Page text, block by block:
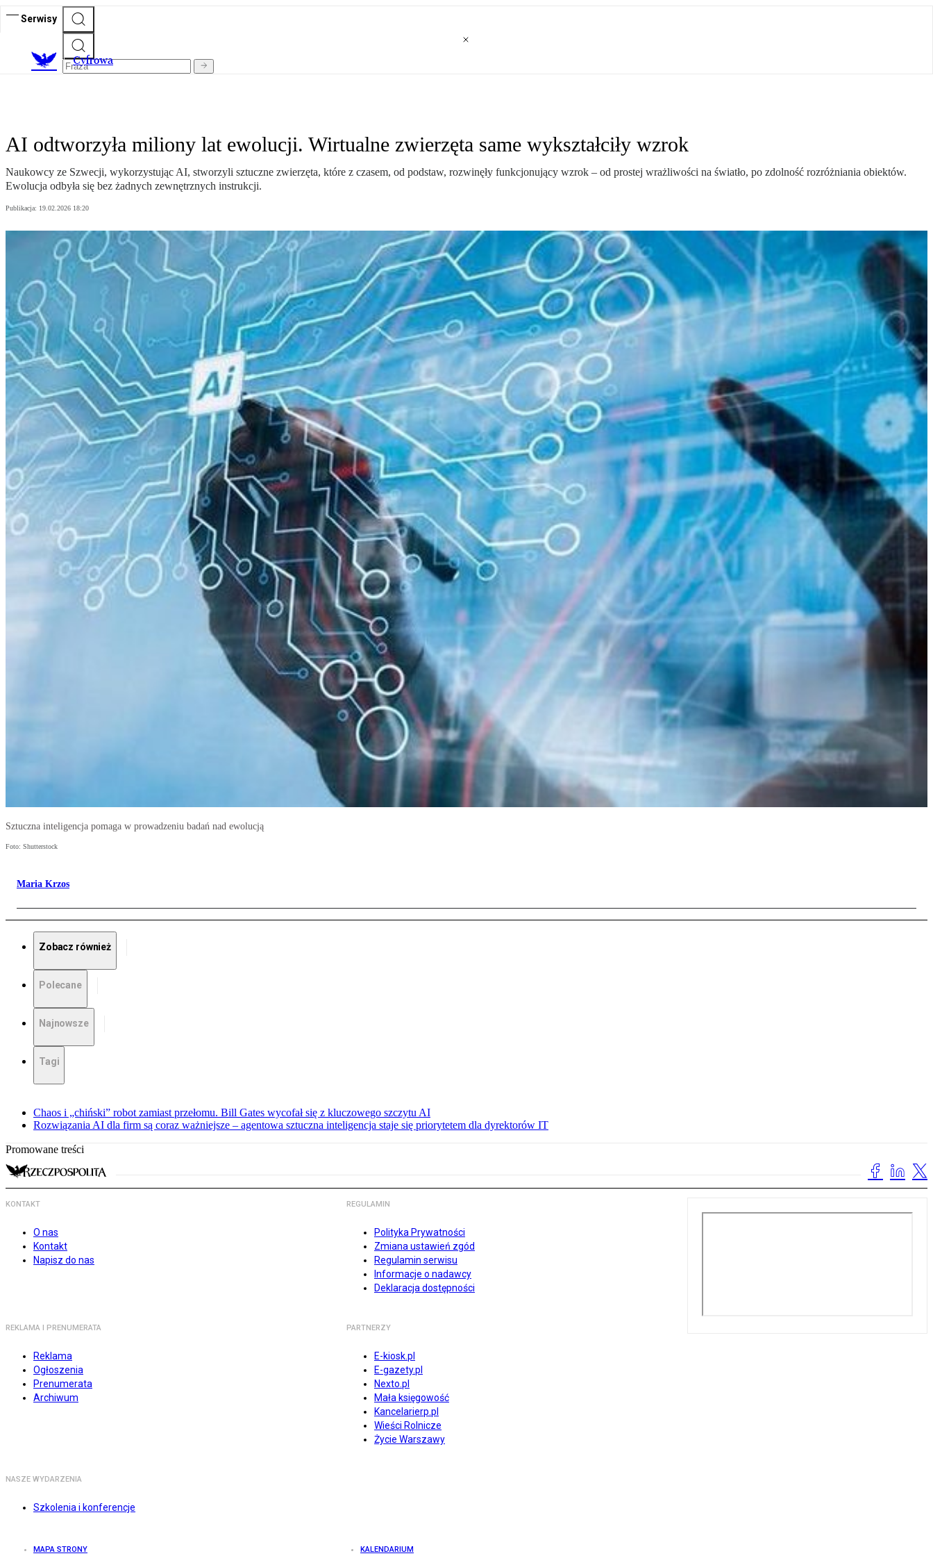
Serwisy
Cyfrowa
AI odtworzyła miliony lat ewolucji. Wirtualne zwierzęta same wykształciły wzrok
Naukowcy ze Szwecji, wykorzystując AI, stworzyli sztuczne zwierzęta, które z czasem, od podstaw, rozwinęły funkcjonujący wzrok – od prostej wrażliwości na światło, po zdolność rozróżniania obiektów.
Ewolucja odbyła się bez żadnych zewnętrznych instrukcji.
Publikacja: 19.02.2026 18:20
Sztuczna inteligencja pomaga w prowadzeniu badań nad ewolucją
Foto: Shutterstock
Maria Krzos
Zobacz również
Polecane
Najnowsze
Tagi
Chaos i „chiński” robot zamiast przełomu. Bill Gates wycofał się z kluczowego szczytu AI
Rozwiązania AI dla firm są coraz ważniejsze – agentowa sztuczna inteligencja staje się priorytetem dla dyrektorów IT
Promowane treści
KONTAKT
O nas
Kontakt
Napisz do nas
REGULAMIN
Polityka Prywatności
Zmiana ustawień zgód
Regulamin serwisu
Informacje o nadawcy
Deklaracja dostępności
REKLAMA I PRENUMERATA
Reklama
Ogłoszenia
Prenumerata
Archiwum
PARTNERZY
E-kiosk.pl
E-gazety.pl
Nexto.pl
Mała księgowość
Kancelarierp.pl
Wieści Rolnicze
Życie Warszawy
NASZE WYDARZENIA
Szkolenia i konferencje
MAPA STRONY KALENDARIUM